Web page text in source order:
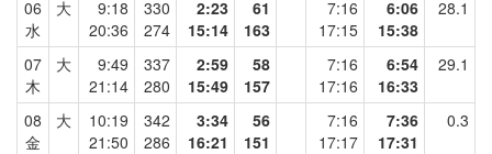
06
水
大
9:18
20:36
330
274
2:23
15:14
61
163
7:16
17:15
6:06
15:38
28.1
07
木
大
9:49
21:14
337
280
2:59
15:49
58
157
7:16
17:16
6:54
16:33
29.1
08
金
大
10:19
21:50
342
286
3:34
16:21
56
151
7:16
17:17
7:36
17:31
0.3